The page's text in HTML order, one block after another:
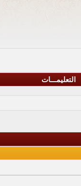
التعليمـــات